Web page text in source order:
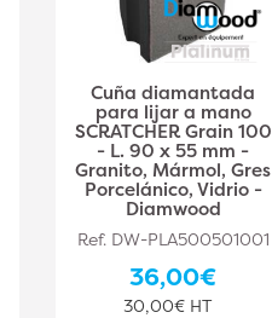
Cuña diamantada
para lijar a mano
SCRATCHER Grain 100
- L. 90 x 55 mm -
Granito, Mármol, Gres
Porcelánico, Vidrio -
Diamwood
Ref. DW-PLA500501001
36,00€
30,00€ HT